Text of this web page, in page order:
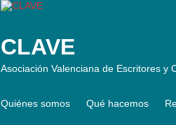
CLAVE
Asociación Valenciana de Escritores y
Quiénes somos Qué hacemos